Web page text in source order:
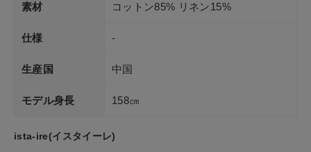
素材 コットン85% リネン15%
仕様 -
生産国 中国
モデル身長 158㎝
ista-ire(イスタイーレ)